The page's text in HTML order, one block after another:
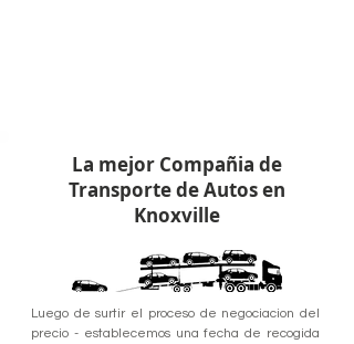
La mejor Compañia de
Transporte de Autos en
Knoxville
Luego de surtir el proceso de negociacion del
precio - establecemos una fecha de recogida